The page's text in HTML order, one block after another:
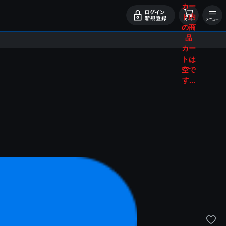
カー
ト内
の商
品
カー
トは
空で
す...